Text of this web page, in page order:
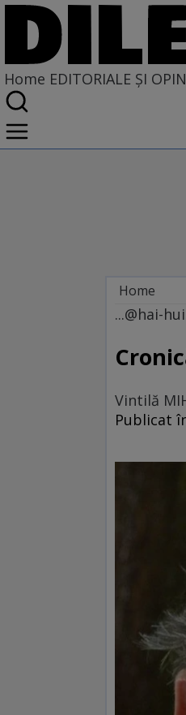
Home EDITORIALE ȘI
Home
...@hai-
Vintilă
Publicat